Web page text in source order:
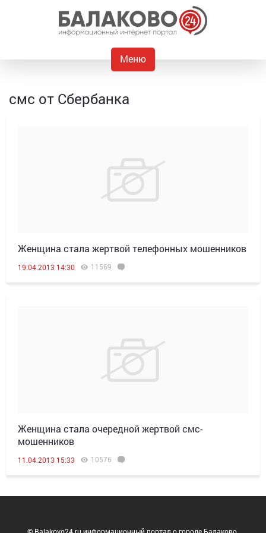
Меню
смс от Сбербанка
Женщина стала жертвой телефонных мошенников
19.04.2013 14:30 11569
Женщина стала очередной жертвой смс-
мошенников
11.04.2013 15:33 10576